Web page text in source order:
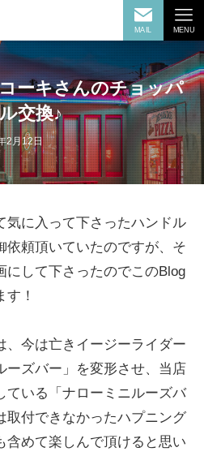
MAIL MENU
ーキさんのチョッパ
交換♪
2月12日
気に入って下さったハンドル
依頼頂いていたのですが、そ
にして下さったのでこのBlog
！
、今は亡きイージーライダー
ーズバー」を変形させ、当店
ている「ナローミニルーズバ
取付できなかったハプニング
含めて楽しんで頂けると思い